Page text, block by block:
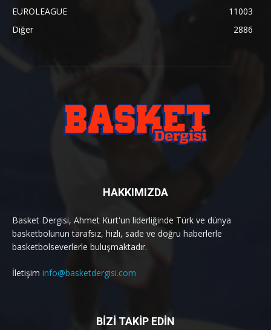
EUROLEAGUE
11003
Diğer
2886
HAKKIMIZDA
Basket Dergisi, Ahmet Kurt'un liderliğinde Türk ve dünya
basketbolunun tarafsız, hızlı, sade ve doğru haberlerle
basketbolseverlerle buluşmaktadır.
İletişim info@basketdergisi.com
BİZİ TAKİP EDİN